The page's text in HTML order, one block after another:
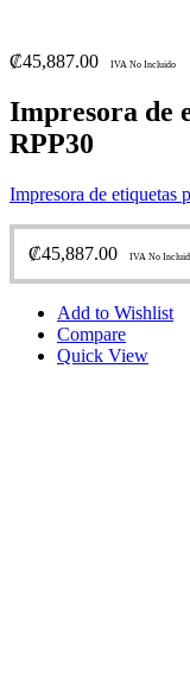
₡45,887.00 IVA No Incluido
Impresora de
RPP30
Impresora de etiquetas
₡45,887.00 IVA No
Add to Wishlist
Compare
Quick View